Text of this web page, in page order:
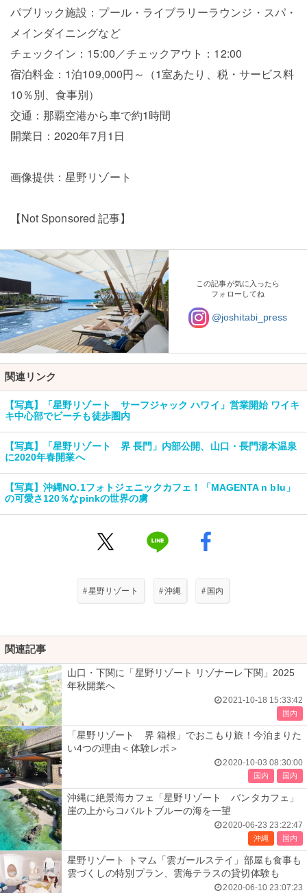
パブリック施設：プール・ライブラリーラウンジ・スパ・
メインダイニングなど
チェックイン：15:00／チェックアウト：12:00
宿泊料金：1泊109,000円～（1室あたり、税・サービス料
10％別、食事別）
交通：那覇空港から車で約1時間
開業日：2020年7月1日
画像提供：星野リゾート
【Not Sponsored 記事】
この記事が気に入ったら
フォローしてね
@joshitabi_press
関連リンク
【写真】「星野リゾート サーフジャック ハワイ」営業開始 ワイキ
キ中心部でビーチも徒歩圏内
【写真】「星野リゾート 界 長門」内部公開、山口・長門湯本温泉
に2020年春開業へ
【写真】沖縄NO.1フォトジェニックカフェ！「MAGENTA n blu」
の可愛さ120％なpinkの世界の虜
#星野リゾート #沖縄 # 国内
関連記事
山口・下関に「星野リゾート リゾナーレ下関」2025
年秋開業へ
2021-10-18 15:33:42
国内
「星野リゾート 界 箱根」でおこもり旅！今泊まりた
い4つの理由＜体験レポ＞
2020-10-03 08:30:00
国内 国内
沖縄に絶景海カフェ「星野リゾート バンタカフェ」
崖の上からコバルトブルーの海を一望
2020-06-23 23:22:47
沖縄 国内
星野リゾート トマム「雲ガールステイ」部屋も食事も
雲づくしの特別プラン、雲海テラスの貸切体験も
2020-06-10 23:07:23